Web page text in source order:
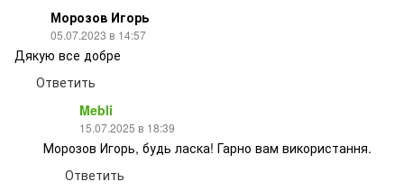
Морозов Игорь
05.07.2023 в 14:57
Дякую все добре
Ответить
Mebli
15.07.2025 в 18:39
Морозов Игорь, будь ласка! Гарно вам використання.
Ответить